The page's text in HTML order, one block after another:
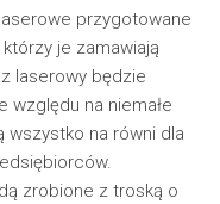
przygotowane
je zamawiają
laserowy będzie
względu na niemałe
na równi dla
zrobione z troską o